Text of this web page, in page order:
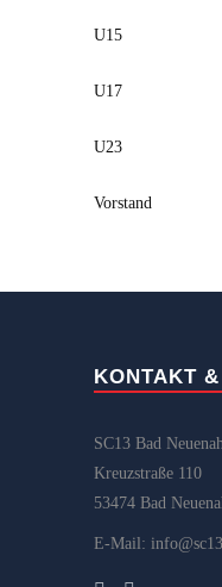
U15
U17
U23
Vorstand
KONTAKT
SC13 Bad
Kreuzstraße 110
53474 Bad
E-Mail: